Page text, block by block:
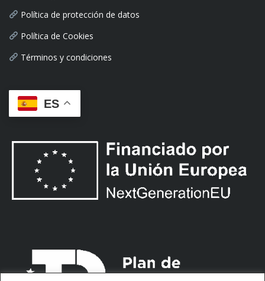
Política de protección de datos
Política de Cookies
Términos y condiciones
ES